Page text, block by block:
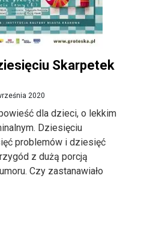
Skarpetek
2020
dla dzieci, o lekkim
Dziesięciu
problemów i dziesięć
z dużą porcją
Czy zastanawiało